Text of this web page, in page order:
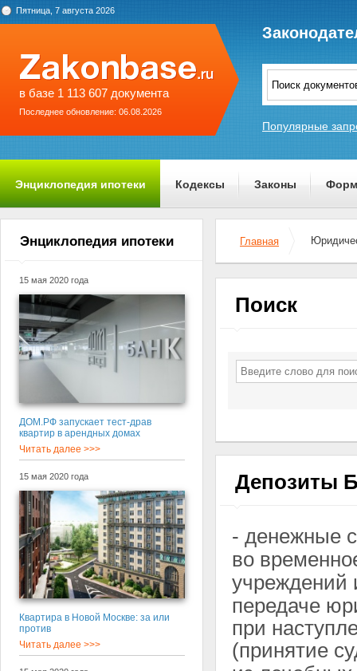
Пятница, 7 августа 2026
в базе 1 113 607 документа
Последнее обновление: 06.08.2026
Популярные
Энциклопедия ипотеки Кодексы Законы
О проекте
Энциклопедия ипотеки
15 мая 2020 года
ДОМ.РФ запускает тест-драв
квартир в арендных домах
Читать далее >>>
15 мая 2020 года
Квартира в Новой Москве: за или
против
Читать далее >>>
Главная
Поиск
Депозиты
- денежные
во
передаче
при
(принятие